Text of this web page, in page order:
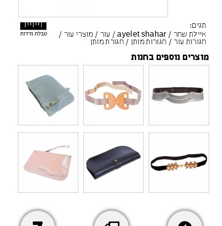
תגים:
איילת שחר /
ayelet shahar
/ עור / מוצרי עור /
חגורות עור / חגורות מותן / חגורת מותן
מוצרים נוספים בחנות